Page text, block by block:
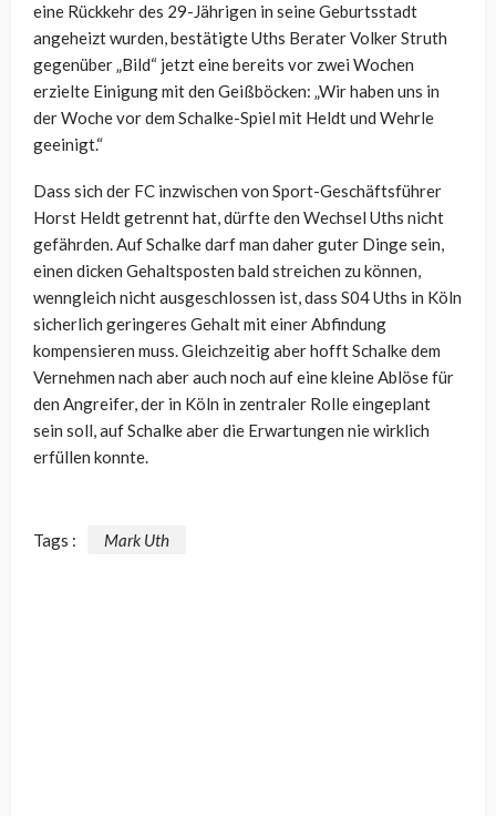
eine Rückkehr des 29-Jährigen in seine Geburtsstadt
angeheizt wurden, bestätigte Uths Berater Volker Struth
gegenüber „Bild“ jetzt eine bereits vor zwei Wochen
erzielte Einigung mit den Geißböcken: „Wir haben uns in
der Woche vor dem Schalke-Spiel mit Heldt und Wehrle
geeinigt.“
Dass sich der FC inzwischen von Sport-Geschäftsführer
Horst Heldt getrennt hat, dürfte den Wechsel Uths nicht
gefährden. Auf Schalke darf man daher guter Dinge sein,
einen dicken Gehaltsposten bald streichen zu können,
wenngleich nicht ausgeschlossen ist, dass S04 Uths in Köln
sicherlich geringeres Gehalt mit einer Abfindung
kompensieren muss. Gleichzeitig aber hofft Schalke dem
Vernehmen nach aber auch noch auf eine kleine Ablöse für
den Angreifer, der in Köln in zentraler Rolle eingeplant
sein soll, auf Schalke aber die Erwartungen nie wirklich
erfüllen konnte.
Tags : Mark Uth